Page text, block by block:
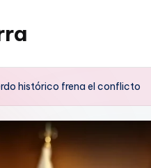
histórico frena el conflicto